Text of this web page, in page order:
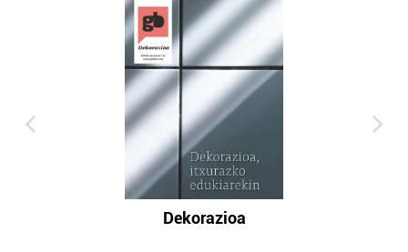
Dekorazioa